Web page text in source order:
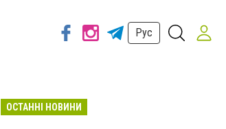
Рус
ОСТАННІ НОВИНИ